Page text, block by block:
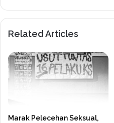
Related Articles
Marak Pelecehan Seksual,